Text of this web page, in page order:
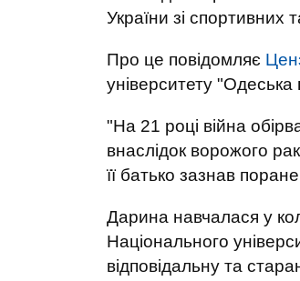
України зі спортивних
Про це повідомляє
університету
"На 21 році війна
внаслідок ворожого
її батько зазнав
Дарина навчалася у
Національного
відповідальну та